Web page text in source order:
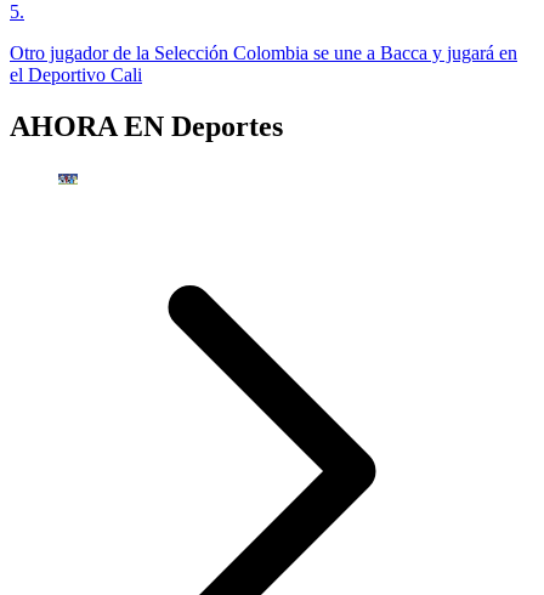
5.
Otro jugador de la Selección Colombia se une a Bacca y jugará en
el Deportivo Cali
AHORA EN Deportes